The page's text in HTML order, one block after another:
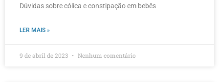
Dúvidas sobre cólica e constipação em bebês
LER MAIS »
9 de abril de 2023 Nenhum comentário